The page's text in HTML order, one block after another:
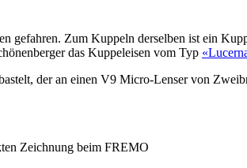
gefahren. Zum Kuppeln derselben ist ein
das Kuppeleisen vom Typ
der an einen V9 Micro-Lenser von
Zeichnung beim FREMO